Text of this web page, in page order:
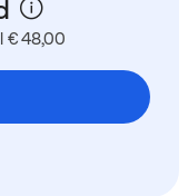
€ 48,00